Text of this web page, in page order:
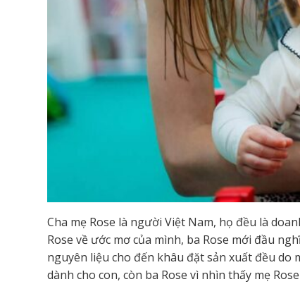
Cha mẹ Rose là người Việt Nam, họ đều là
Rose về ước mơ của mình, ba Rose mới đầu
nguyên liệu cho đến khâu đặt sản xuất đều do
dành cho con, còn ba Rose vì nhìn thấy mẹ